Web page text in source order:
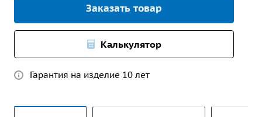
Заказать товар
Калькулятор
Гарантия на изделие 10 лет